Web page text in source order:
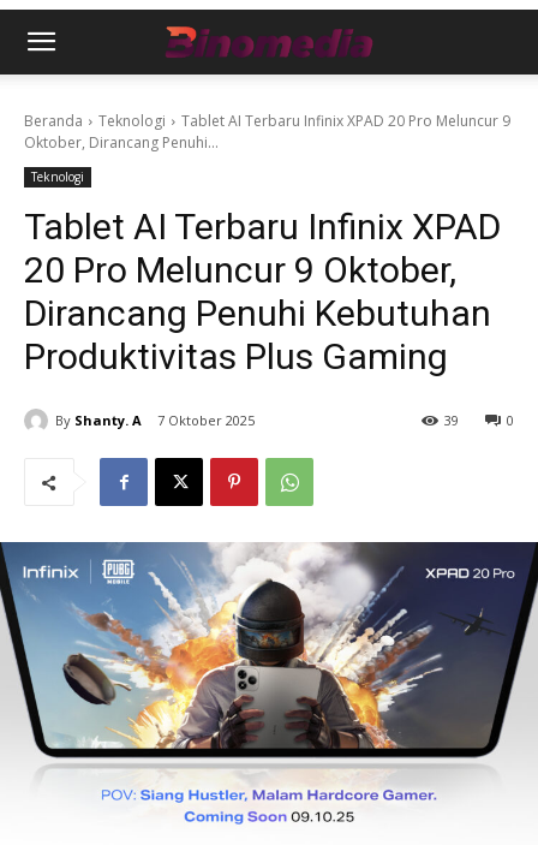
Beranda Teknologi
Tablet AI Terbaru Infinix XPAD 20 Pro Meluncur 9
Oktober, Dirancang Penuhi...
Teknologi
Tablet AI Terbaru Infinix XPAD
20 Pro Meluncur 9 Oktober,
Dirancang Penuhi Kebutuhan
Produktivitas Plus Gaming
By Shanty. A 7 Oktober 2025 0
39